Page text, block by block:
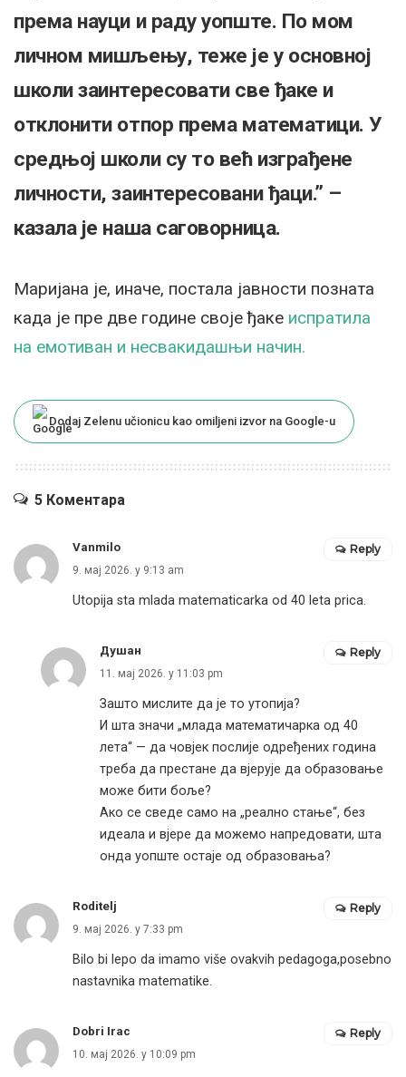
према науци и раду уопште. По мом
личном мишљењу, теже је у основној
школи заинтересовати све ђаке и
отклонити отпор према математици. У
средњој школи су то већ изграђене
личности, заинтересовани ђаци.” –
казала је наша саговорница.
Маријана је, иначе, постала јавности позната
када је пре две године своје ђаке испратила
на емотиван и несвакидашњи начин.
Dodaj Zelenu učionicu kao omiljeni izvor na Google-u
5 Коментара
Vanmilo
9. мај 2026. у 9:13 am
Utopija sta mlada matematicarka od 40 leta prica.
Reply
Душан
11. мај 2026. у 11:03 pm
Зашто мислите да је то утопија?
И шта значи „млада математичарка од 40
лета“ — да човјек послије одређених година
треба да престане да вјерује да образовање
може бити боље?
Ако се сведе само на „реално стање“, без
идеала и вјере да можемо напредовати, шта
онда уопште остаје од образовања?
Reply
Roditelj
9. мај 2026. у 7:33 pm
Bilo bi lepo da imamo više ovakvih pedagoga,posebno
nastavnika matematike.
Reply
Dobri Irac
10. мај 2026. у 10:09 pm
Reply